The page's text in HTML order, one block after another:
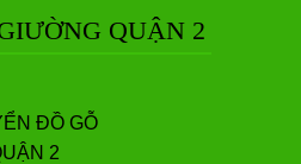
QUẬN 2
ĐỒ GỖ
2